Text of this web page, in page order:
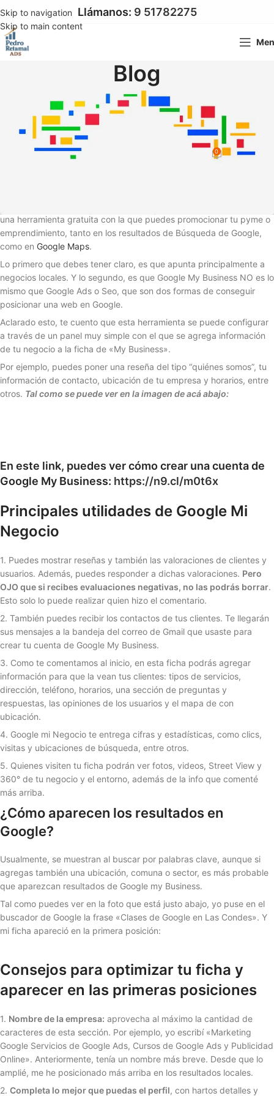
Skip to navigation
Skip to main content
Llámanos: 9 51782275
Blog
,GOOGLE ADS GOOGLE MY BUSINESS
Qué es Google Mi Negocio o
Google My Business
Pedro Pablo Retamal 0
una herramienta gratuita con la que puedes promocionar tu pyme o
emprendimiento, tanto en los resultados de Búsqueda de Google,
como en Google Maps.
Lo primero que debes tener claro, es que apunta principalmente a
negocios locales. Y lo segundo, es que Google My Business NO es lo
mismo que Google Ads o Seo, que son dos formas de conseguir
posicionar una web en Google.
Aclarado esto, te cuento que esta herramienta se puede configurar
a través de un panel muy simple con el que se agrega información
de tu negocio a la ficha de «My Business».
Por ejemplo, puedes poner una reseña del tipo “quiénes somos”, tu
información de contacto, ubicación de tu empresa y horarios, entre
otros. Tal como se puede ver en la imagen de acá abajo:
En este link, puedes ver cómo crear una cuenta de
Google My Business: https://n9.cl/m0t6x
Principales utilidades de Google Mi
Negocio
1. Puedes mostrar reseñas y también las valoraciones de clientes y
usuarios. Además, puedes responder a dichas valoraciones. Pero
OJO que si recibes evaluaciones negativas, no las podrás borrar.
Esto solo lo puede realizar quien hizo el comentario.
2. También puedes recibir los contactos de tus clientes. Te llegarán
sus mensajes a la bandeja del correo de Gmail que usaste para
crear tu cuenta de Google My Business.
3. Como te comentamos al inicio, en esta ficha podrás agregar
información para que la vean tus clientes: tipos de servicios,
dirección, teléfono, horarios, una sección de preguntas y
respuestas, las opiniones de los usuarios y el mapa de con
ubicación.
4. Google mi Negocio te entrega cifras y estadísticas, como clics,
visitas y ubicaciones de búsqueda, entre otros.
5. Quienes visiten tu ficha podrán ver fotos, videos, Street View y
360° de tu negocio y el entorno, además de la info que comenté
más arriba.
¿Cómo aparecen los resultados en
Google?
Usualmente, se muestran al buscar por palabras clave, aunque si
agregas también una ubicación, comuna o sector, es más probable
que aparezcan resultados de Google my Business.
Tal como puedes ver en la foto que está justo abajo, yo puse en el
buscador de Google la frase «Clases de Google en Las Condes». Y
mi ficha apareció en la primera posición:
Consejos para optimizar tu ficha y
aparecer en las primeras posiciones
1. Nombre de la empresa: aprovecha al máximo la cantidad de
caracteres de esta sección. Por ejemplo, yo escribí «Marketing
Google Servicios de Google Ads, Cursos de Google Ads y Publicidad
Online». Anteriormente, tenía un nombre más breve. Desde que lo
amplié, me he posicionado más arriba en los resultados locales.
2. Completa lo mejor que puedas el perfil, con hartos detalles y